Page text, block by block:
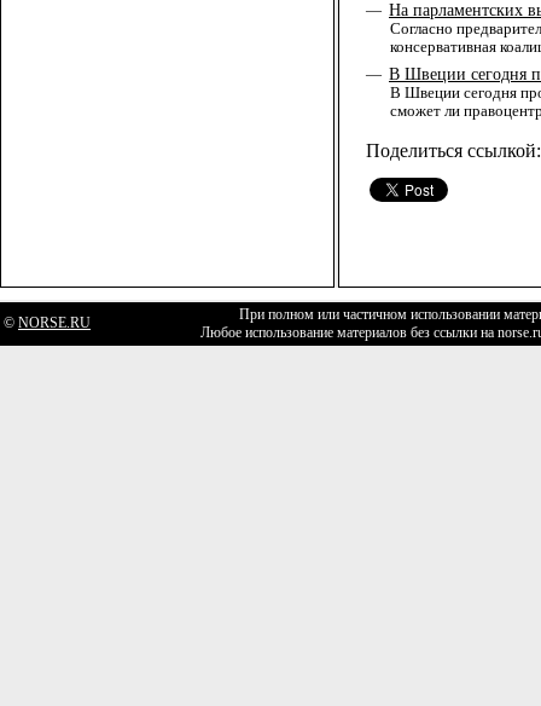
— На парламентских
Согласно
консервативная
— В Швеции сегодня
В Швеции сегодня
сможет ли
Поделиться ссылкой:
© NORSE.RU
При полном или частичном использовании
Любое использование материалов без ссылки на